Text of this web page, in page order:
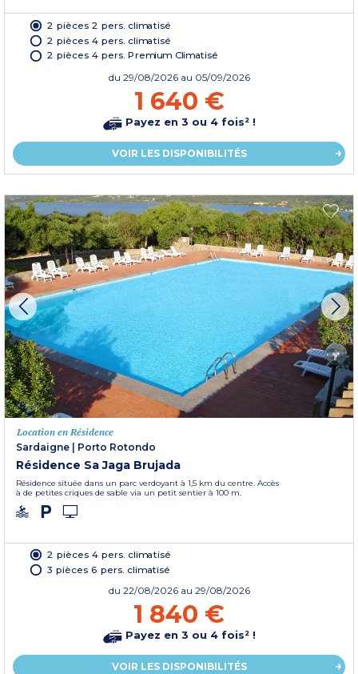
2 pièces 2 pers. climatisé
2 pièces 4 pers. climatisé
2 pièces 4 pers. Premium Climatisé
du 29/08/2026 au 05/09/2026
1 640 €
Payez en 3 ou 4 fois² !
VOIR LES DISPONIBILITÉS
Location en Résidence
Sardaigne
Porto Rotondo
Résidence Sa Jaga Brujada
Résidence située dans un parc verdoyant à 1,5 km du centre. Accès
à de petites criques de sable via un petit sentier à 100 m.
2 pièces 4 pers. climatisé
3 pièces 6 pers. climatisé
du 22/08/2026 au 29/08/2026
1 840 €
Payez en 3 ou 4 fois² !
VOIR LES DISPONIBILITÉS